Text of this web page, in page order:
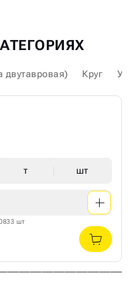
двутавровая) Круг
т шт
шт